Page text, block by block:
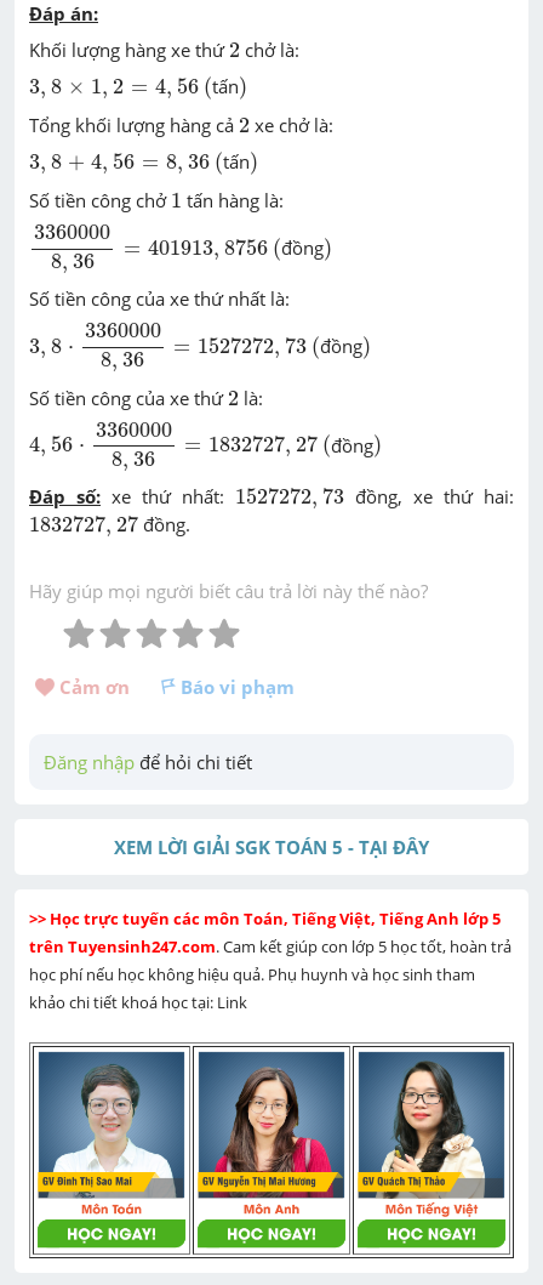
Đáp án:
Khối lượng hàng xe thứ 2
2 chở là:
3, 8 × 1, 2 = 4, 56
3 8× 1 2 4 56 (
(tấn)
)
Tổng khối lượng hàng cả 2
2 xe chở là:
3, 8 + 4, 56 = 8, 36
3 8+ 4 56 =8 36 (
(tấn)
)
Số tiền công chở 1
1 tấn hàng là:
3360000
8, 36
= 401913, 8756
3360000
(
(đồng)
)
Số tiền công của xe thứ nhất là:
3, 8 ⋅
3360000
8, 36
= 1527272, 73
33600008
(
(đồng)
)
Số tiền công của xe thứ 2
2 là:
4, 56 ⋅
3360000
8, 36
= 1832727, 27
33600008
(
(đồng)
)
Đáp số: xe thứ nhất: 1527272, 73
1527272 ,73 đồng, xe thứ hai:
1832727, 27
1832727 ,27 đồng.
Hãy giúp mọi người biết câu trả lời này thế nào?
Cảm ơn Báo vi phạm
Đăng nhập để hỏi chi tiết
XEM LỜI GIẢI SGK TOÁN 5 - TẠI ĐÂY
>> Học trực tuyến các môn Toán, Tiếng Việt, Tiếng Anh lớp 5
trên Tuyensinh247.com. Cam kết giúp con lớp 5 học tốt, hoàn trả
học phí nếu học không hiệu quả. Phụ huynh và học sinh tham
khảo chi tiết khoá học tại: Link